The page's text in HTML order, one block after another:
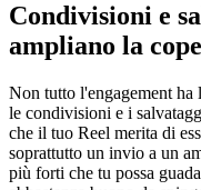
Condivisioni e
ampliano la
Non tutto l'engagement ha
le condivisioni e i
che il tuo Reel merita di
soprattutto un invio a un
più forti che tu possa